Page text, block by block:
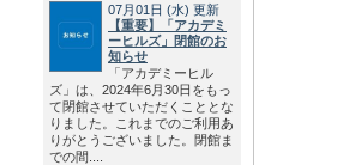
07月01日 (水) 更新
【重要】「アカデミ
ーヒルズ」閉館のお
知らせ
「アカデミーヒル
ズ」は、2024年6月30日をもっ
て閉館させていただくこととな
りました。これまでのご利用あ
りがとうございました。閉館ま
での間....